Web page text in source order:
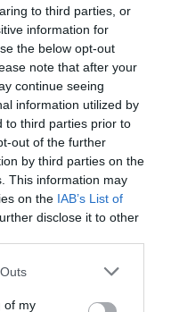
to third parties, or
information for
the below opt-out
note that after your
continue seeing
information utilized by
to third parties prior to
out of the further
by third parties on the
This information may
on the IAB’s List of
disclose it to other
of my
την Τέχνη και τον
νέα για